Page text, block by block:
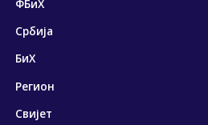
ФБиХ
Србија
БиХ
Регион
Свијет